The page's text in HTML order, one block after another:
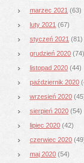
marzec 2021 (63)
luty 2021 (67)
styczeń 2021 (81)
grudzień 2020 (74)
listopad 2020 (44)
październik 2020
wrzesień 2020
sierpień 2020 (54)
lipiec 2020 (42)
czerwiec 2020
maj 2020 (54)